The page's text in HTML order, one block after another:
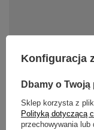
Terra RCS 300ml – Stal
- Arktyczna Biel
Konfiguracja
Dbamy o
Sklep korzysta z
Polityką dotyczącą
przechowywania lub